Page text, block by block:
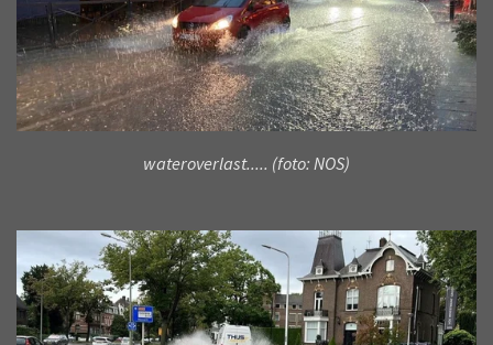
wateroverlast..... (foto: NOS)